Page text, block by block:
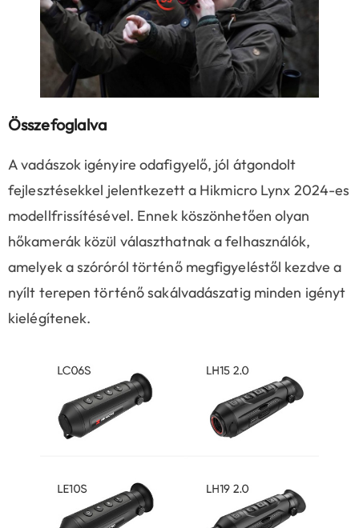
Összefoglalva
A vadászok igényire odafigyelő, jól átgondolt
fejlesztésekkel jelentkezett a Hikmicro Lynx 2024-es
modellfrissítésével. Ennek köszönhetően olyan
hőkamerák közül választhatnak a felhasználók,
amelyek a szóróról történő megfigyeléstől kezdve a
nyílt terepen történő sakálvadászatig minden igényt
kielégítenek.